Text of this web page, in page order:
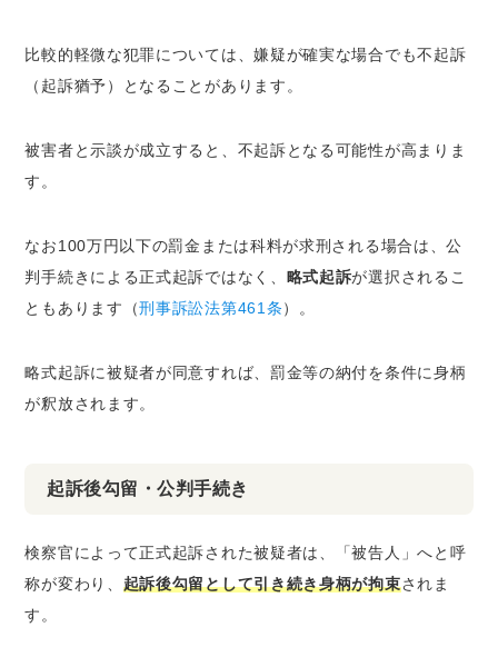
比較的軽微な犯罪については、嫌疑が確実な場合でも不起訴
（起訴猶予）となることがあります。
被害者と示談が成立すると、不起訴となる可能性が高まりま
す。
なお100万円以下の罰金または科料が求刑される場合は、公
判手続きによる正式起訴ではなく、 略式起訴が選択されるこ
ともあります（刑事訴訟法第461条）。
略式起訴に被疑者が同意すれば、罰金等の納付を条件に身柄
が釈放されます。
起訴後勾留・公判手続き
検察官によって正式起訴された被疑者は、「被告人」へと呼
称が変わり、 起訴後勾留として引き続き身柄が拘束されま
す。